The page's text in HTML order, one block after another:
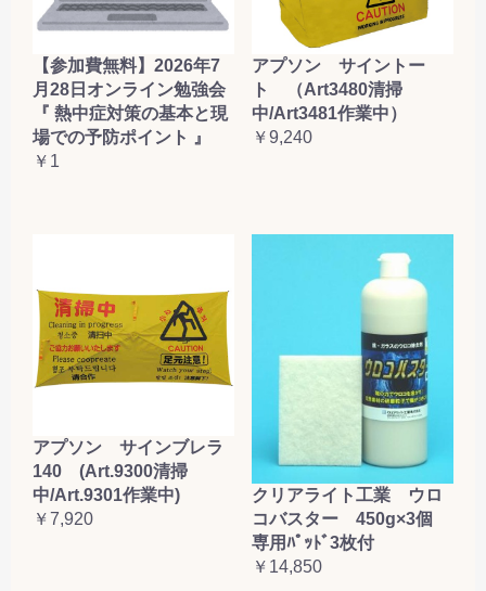
【参加費無料】2026年7
月28日オンライン勉強会
『 熱中症対策の基本と現
場での予防ポイント 』
￥1
アプソン サイントー
ト （Art3480清掃
中/Art3481作業中）
￥9,240
アプソン サインブレラ
140 (Art.9300清掃
中/Art.9301作業中)
￥7,920
クリアライト工業 ウロ
コバスター 450g×3個
専用ﾊﾟｯﾄﾞ3枚付
￥14,850